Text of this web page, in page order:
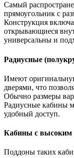
Самый
прямоугольник с
Конструкция
открывающиеся
универсальны и
Радиусные
Имеют
дверями, что
Обычно размеры
Радиусные кабины
удобный доступ.
Кабины с высоким
Поддоны таких